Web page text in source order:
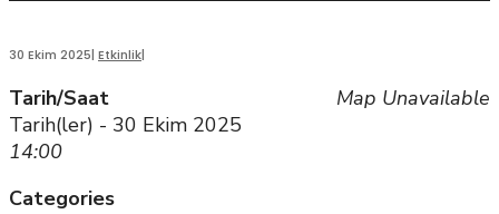
30 Ekim 2025| Etkinlik|
Map Unavailable
Tarih/Saat
Tarih(ler) - 30 Ekim 2025
14:00
Categories